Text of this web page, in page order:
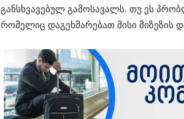
განსხვავებულ გამოსავალს. თუ ეს
რომელიც დაგეხმარებათ მისი მიზეზის